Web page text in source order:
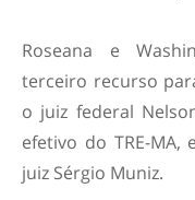
Roseana e
terceiro recurso
o juiz federal
efetivo do TRE-
juiz Sérgio Muniz.